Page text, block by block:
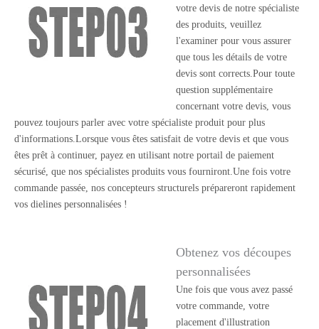
votre devis de notre spécialiste
des produits, veuillez
l'examiner pour vous assurer
que tous les détails de votre
devis sont corrects.Pour toute
question supplémentaire
concernant votre devis, vous
pouvez toujours parler avec votre spécialiste produit pour plus
d'informations.Lorsque vous êtes satisfait de votre devis et que vous
êtes prêt à continuer, payez en utilisant notre portail de paiement
sécurisé, que nos spécialistes produits vous fourniront.Une fois votre
commande passée, nos concepteurs structurels prépareront rapidement
vos dielines personnalisées !
Obtenez vos découpes
personnalisées
Une fois que vous avez passé
votre commande, votre
placement d'illustration